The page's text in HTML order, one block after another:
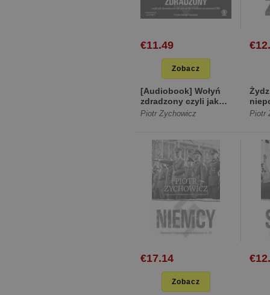
€11.49
Zobacz
[Audiobook] Wołyń
zdradzony czyli jak
dowództwo AK
Piotr Zychowicz Piotr
€17.14
Zobacz